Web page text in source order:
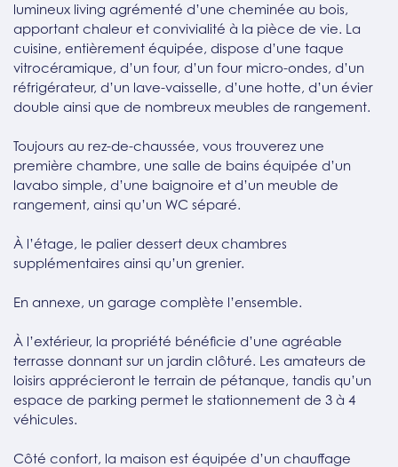
lumineux living agrémenté d’une cheminée au bois,
apportant chaleur et convivialité à la pièce de vie. La
cuisine, entièrement équipée, dispose d’une taque
vitrocéramique, d’un four, d’un four micro-ondes, d’un
réfrigérateur, d’un lave-vaisselle, d’une hotte, d’un évier
double ainsi que de nombreux meubles de rangement.
Toujours au rez-de-chaussée, vous trouverez une
première chambre, une salle de bains équipée d’un
lavabo simple, d’une baignoire et d’un meuble de
rangement, ainsi qu’un WC séparé.
À l’étage, le palier dessert deux chambres
supplémentaires ainsi qu’un grenier.
En annexe, un garage complète l’ensemble.
À l’extérieur, la propriété bénéficie d’une agréable
terrasse donnant sur un jardin clôturé. Les amateurs de
loisirs apprécieront le terrain de pétanque, tandis qu’un
espace de parking permet le stationnement de 3 à 4
véhicules.
Côté confort, la maison est équipée d’un chauffage